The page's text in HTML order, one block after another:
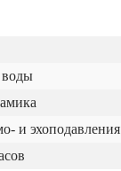
воды
и эхоподавления